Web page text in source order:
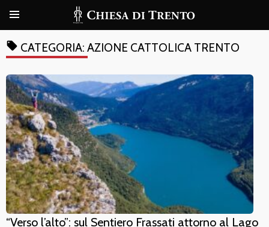
local_offer CATEGORIA: AZIONE CATTOLICA TRENTO
“Verso l’alto”: sul Sentiero Frassati attorno al Lago